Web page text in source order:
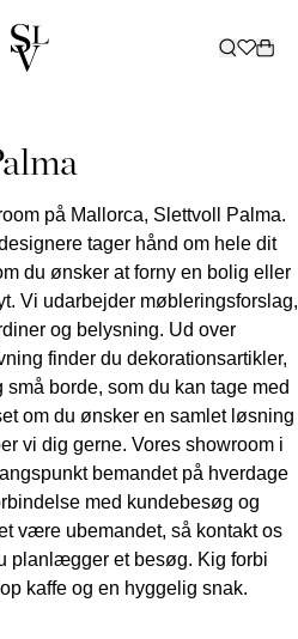
Bestil katalog
Katalog 2025 / 2026
Katalog Havemøbler
Katalog B2B
GAVEKORT
Gavekort
Ski
Oslo/Skøyen
Stavanger
Trondheim
Tønsberg
Ålesund
Outlet
Malmö
Stockholm
BUTIKKER
DANMARK
København
SHOWROOM
SPANIEN
Marbella
på Mallorca, Slettvoll Palma.
tager hånd om hele dit
du ønsker at forny en bolig eller
Vi udarbejder møbleringsforslag,
og belysning. Ud over
finder du dekorationsartikler,
borde, som du kan tage med
om du ønsker en samlet løsning
vi dig gerne. Vores showroom i
bemandet på hverdage
med kundebesøg og
være ubemandet, så kontakt os
planlægger et besøg. Kig forbi
kaffe og en hyggelig snak.